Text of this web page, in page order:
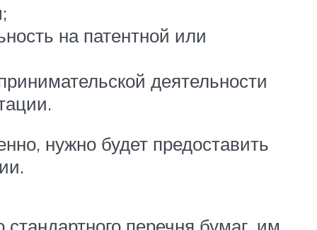
на патентной или
деятельности
нужно будет предоставить